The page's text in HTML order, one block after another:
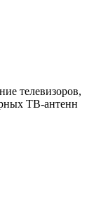
телевизоров,
ТВ-антенн